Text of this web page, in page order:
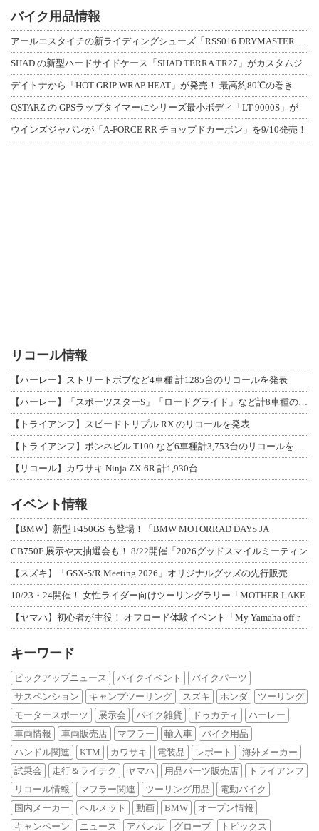
バイク用品情報
SHAD の新型ハードサイドケース「SHAD TERRA TR27」がカスタムジ
デイトナから「HOT GRIP WRAP HEAT」が発売！ 最高約80℃の巻き
QSTARZ の GPSラップタイマーにシリーズ最小ボディ「LT-9000S」が
ウインズジャパンが「A-FORCE RR チョップドカーボン」を9/10発売！
リコール情報
【ハーレー】ストリートボブなど4車種 計1285台のリコールを発表
【トライアンフ】スピードトリプル RX のリコールを発表
【リコール】カワサキ Ninja ZX-6R 計1,930台
イベント情報
【BMW】新型 F450GS も登場！「BMW MOTORRAD DAYS JA
CB750F 展示や大抽選会も！ 8/22開催「2026グッドスマイルミーティン
【スズキ】「GSX-S/R Meeting 2026」オリジナルグッズの先行販売
10/23・24開催！ 女性ライダー向けツーリングラリー「MOTHER LAKE
【ヤマハ】初心者が主役！ オフロード体験イベント「My Yamaha off-r
キーワード
ピックアップニュース バイクイベント
バイクパーツ
サスペンション
キャンプツーリング スズキ ホンダ
ツーリング
モータースポーツ
展示会 バイク雑貨 ドゥカティ
ハーレー
車両情報
車両販売店 マフラー 輸入車
バイク用品
ハンドル関連
KTM カワサキ 電装品 レポート
海外メーカー
試乗会
走行＆ライテク ヤマハ 用品パーツ販売店
トライアンフ
リコール情報
マフラー関連 ツーリング用品
電動バイク
国内メーカー
ヘルメット 動画 BMW
オープン情報
キャンペーン
ニュース アパレル グローブ トピックス